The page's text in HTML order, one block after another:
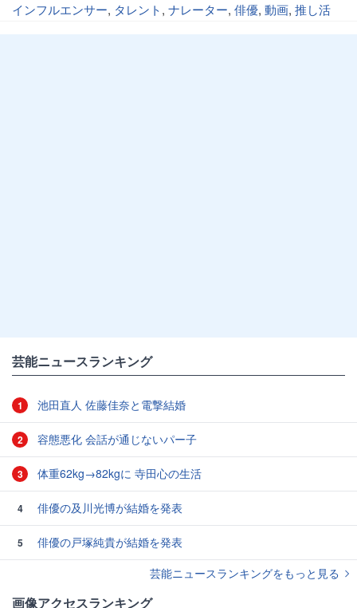
インフルエンサー, タレント, ナレーター, 俳優, 動画, 推し活
芸能ニュースランキング
1 池田直人 佐藤佳奈と電撃結婚
2 容態悪化 会話が通じないパー子
3 体重62kg→82kgに 寺田心の生活
4 俳優の及川光博が結婚を発表
5
俳優の戸塚純貴が結婚を発表
芸能ニュースランキングをもっと見る
画像アクセスランキング